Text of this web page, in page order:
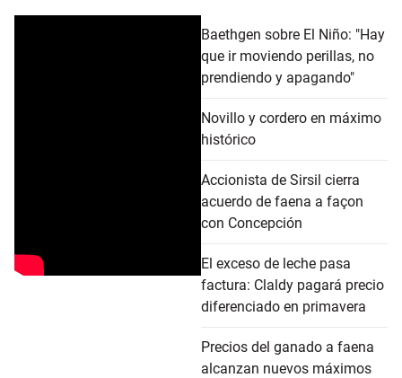
Baethgen sobre El Niño: "Hay
que ir moviendo perillas, no
prendiendo y apagando"
Novillo y cordero en máximo
histórico
Accionista de Sirsil cierra
acuerdo de faena a façon
con Concepción
El exceso de leche pasa
factura: Claldy pagará precio
diferenciado en primavera
Precios del ganado a faena
alcanzan nuevos máximos